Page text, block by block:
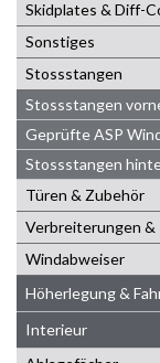
Skidplates & Diff-
Sonstiges
Stossstangen
Stossstangen
Geprüfte ASP
Stossstangen
Türen & Zubehör
Verbreiterungen
Windabweiser
Höherlegung &
Interieur